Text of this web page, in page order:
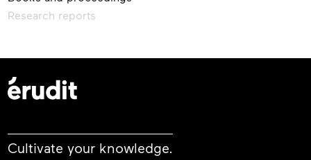
Research reports
Cultivate your knowledge.